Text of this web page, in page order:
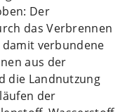
Der
das Verbrennen
verbundene
aus der
die Landnutzung
der